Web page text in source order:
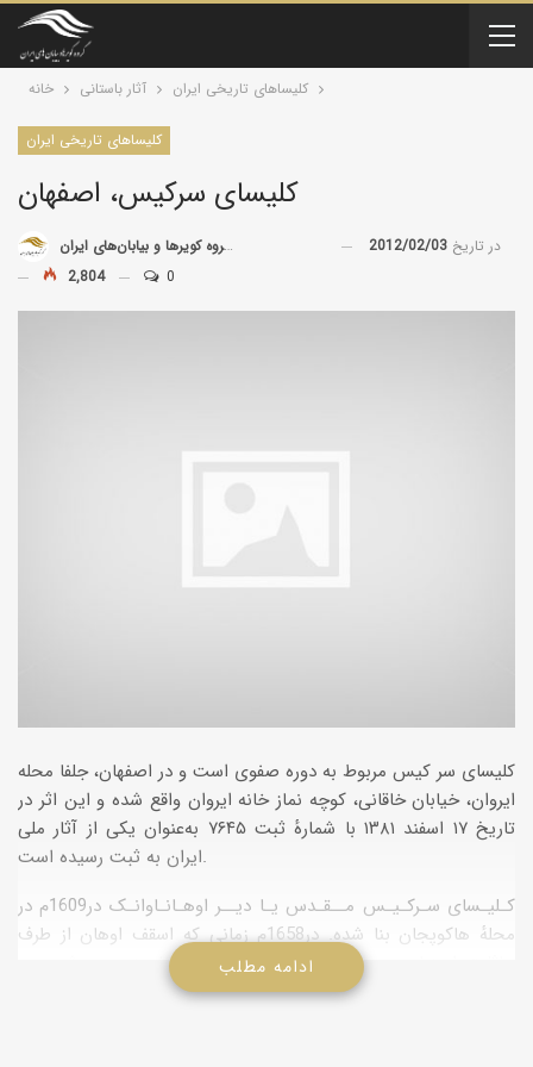
خانه آثار باستانی کلیسا‌های تاریخی ایران
کلیسا‌های تاریخی ایران
کلیسای سرکیس، اصفهان
توسط گروه کویرها و بیابان‌های ایران در تاریخ 2012/02/03
2,804
0
کلیسای سر کیس مربوط به دوره صفوی است و در اصفهان، جلفا محله
ایروان، خیابان خاقانی، کوچه نماز خانه ایروان واقع شده و این اثر در
تاریخ ۱۷ اسفند ۱۳۸۱ با شمارهٔ ثبت ۷۶۴۵ به‌عنوان یکی از آثار ملی
ایران به ثبت رسیده است.
کـلیـسای سـرکـیـس مــقـدس یـا دیــر اوهـانـاوانـک در1609م در
محلهٔ هاکوپجان بنا شده. در1658م زمانی که اسقف اوهان از طرف
جاثلیق ارمنیان به مقام خلیفه گری ارمنیان جلفا منصـوب شـد بـه
عـلت نیمه کاره بودن ساختمان کـلـیسـای آمـناپـرکیـچ مقدس این
ادامه مطلب